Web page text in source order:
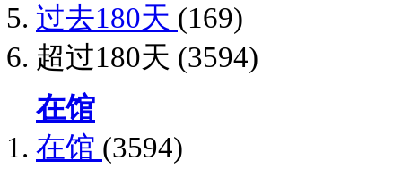
过去180天 (169)
超过180天 (3594)
在馆
在馆 (3594)